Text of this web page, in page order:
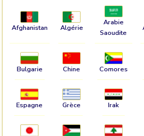
Afghanistan Algérie
Arabie
Saoudite
Bulgarie Chine Comores
Espagne Grèce Irak